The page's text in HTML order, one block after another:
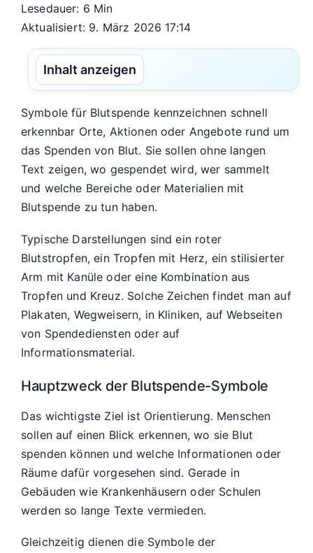
Lesedauer: 6 Min
Aktualisiert: 9. März 2026 17:14
Inhalt anzeigen
Symbole für Blutspende kennzeichnen schnell
erkennbar Orte, Aktionen oder Angebote rund um
das Spenden von Blut. Sie sollen ohne langen
Text zeigen, wo gespendet wird, wer sammelt
und welche Bereiche oder Materialien mit
Blutspende zu tun haben.
Typische Darstellungen sind ein roter
Blutstropfen, ein Tropfen mit Herz, ein stilisierter
Arm mit Kanüle oder eine Kombination aus
Tropfen und Kreuz. Solche Zeichen findet man auf
Plakaten, Wegweisern, in Kliniken, auf Webseiten
von Spendediensten oder auf
Informationsmaterial.
Hauptzweck der Blutspende-Symbole
Das wichtigste Ziel ist Orientierung. Menschen
sollen auf einen Blick erkennen, wo sie Blut
spenden können und welche Informationen oder
Räume dafür vorgesehen sind. Gerade in
Gebäuden wie Krankenhäusern oder Schulen
werden so lange Texte vermieden.
Gleichzeitig dienen die Symbole der